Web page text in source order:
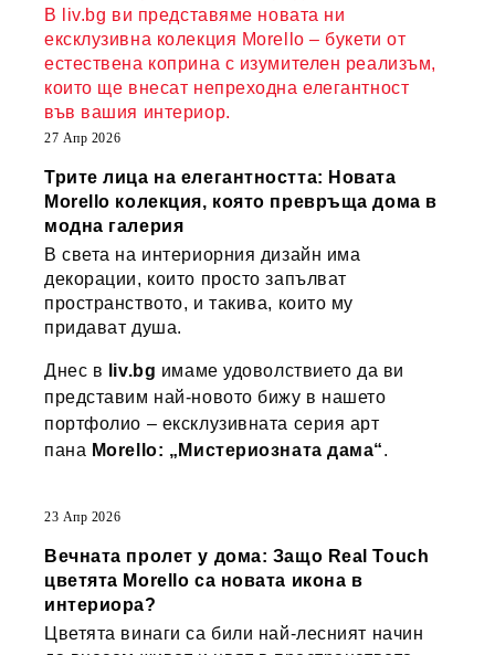
В liv.bg ви представяме новата ни
ексклузивна колекция Morello – букети от
естествена коприна с изумителен реализъм,
които ще внесат непреходна елегантност
във вашия интериор.
27 Апр 2026
Трите лица на елегантността: Новата
Morello колекция, която превръща дома в
модна галерия
В света на интериорния дизайн има
декорации, които просто запълват
пространството, и такива, които му
придават душа.
Днес в liv.bg имаме удоволствието да ви
представим най-новото бижу в нашето
портфолио – ексклузивната серия арт
пана Morello: „Мистериозната дама“.
23 Апр 2026
Вечната пролет у дома: Защо Real Touch
цветята Morello са новата икона в
интериора?
Цветята винаги са били най-лесният начин